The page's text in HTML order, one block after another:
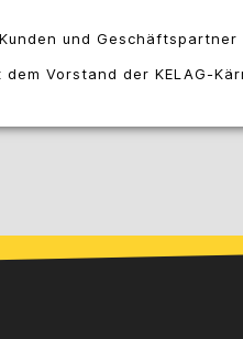
und
dem Vorstand der KELAG-